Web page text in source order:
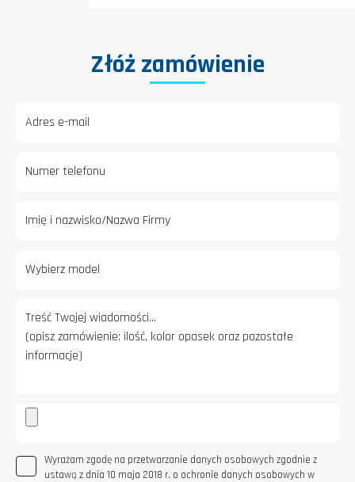
Złóż zamówienie
Wyrażam zgodę na przetwarzanie danych osobowych zgodnie z
ustawą z dnia 10 maja 2018 r. o ochronie danych osobowych w